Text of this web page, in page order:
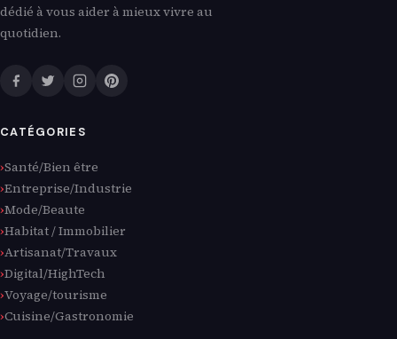
dédié à vous aider à mieux vivre au
quotidien.
CATÉGORIES
Santé/Bien être
Entreprise/Industrie
Mode/Beaute
Habitat / Immobilier
Artisanat/Travaux
Digital/HighTech
Voyage/tourisme
Cuisine/Gastronomie